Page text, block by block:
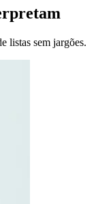
listas sem jargões.